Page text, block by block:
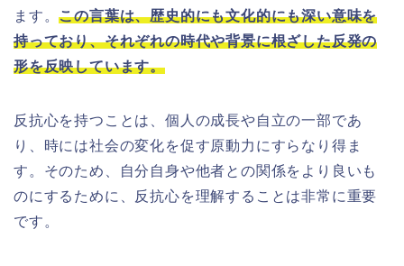
ます。この言葉は、歴史的にも文化的にも深い意味を
持っており、それぞれの時代や背景に根ざした反発の
形を反映しています。
反抗心を持つことは、個人の成長や自立の一部であ
り、時には社会の変化を促す原動力にすらなり得ま
す。そのため、自分自身や他者との関係をより良いも
のにするために、反抗心を理解することは非常に重要
です。